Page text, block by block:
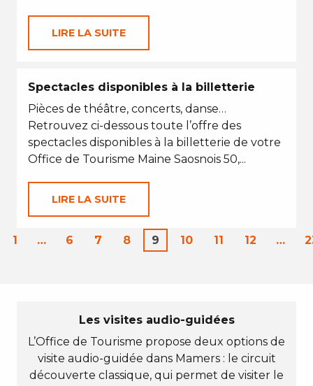
LIRE LA SUITE
Spectacles disponibles à la billetterie
Pièces de théâtre, concerts, danse…
Retrouvez ci-dessous toute l’offre des
spectacles disponibles à la billetterie de votre
Office de Tourisme Maine Saosnois 50,...
LIRE LA SUITE
1 … 6 7 8 9 10 11 12 …
Les visites audio-guidées
L’Office de Tourisme propose deux options de
visite audio-guidée dans Mamers : le circuit
découverte classique, qui permet de visiter le